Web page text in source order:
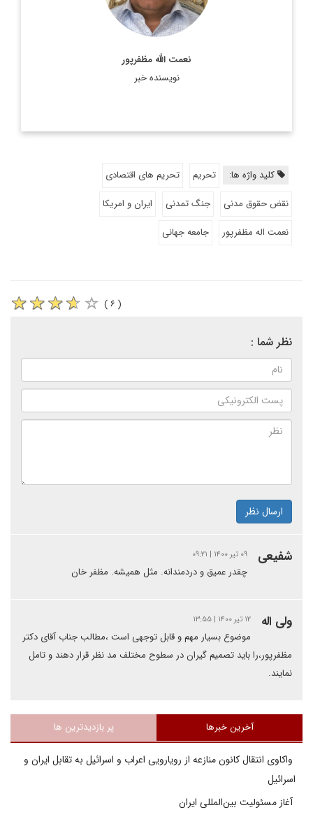
نعمت الله مظفرپور
نویسنده خبر
کلید واژه ها: تحریم
تحریم های اقتصادی
نقض حقوق مدنی
جنگ تمدنی
ایران و امریکا
نعمت اله مظفرپور
جامعه جهانی
( ۶ )
نظر شما :
ارسال نظر
شفیعی ۰۹ تیر ۱۴۰۰ | ۰۹:۲۱
چقدر عمیق و دردمندانه. مثل همیشه. مظفر خان
ولی اله ۱۲ تیر ۱۴۰۰ | ۱۳:۵۵
موضوع بسیار مهم و قابل توجهی است ،مطالب جناب آقای دکتر
مظفرپور،را باید تصمیم گیران در سطوح مختلف مد نظر قرار دهند و تامل
نمایند.
آخرین خبرها پر بازدیدترین ها
واکاوی انتقال کانون منازعه از رویارویی اعراب و اسرائیل به تقابل ایران و
اسرائیل
آغاز مسئولیت بین‌المللی ایران